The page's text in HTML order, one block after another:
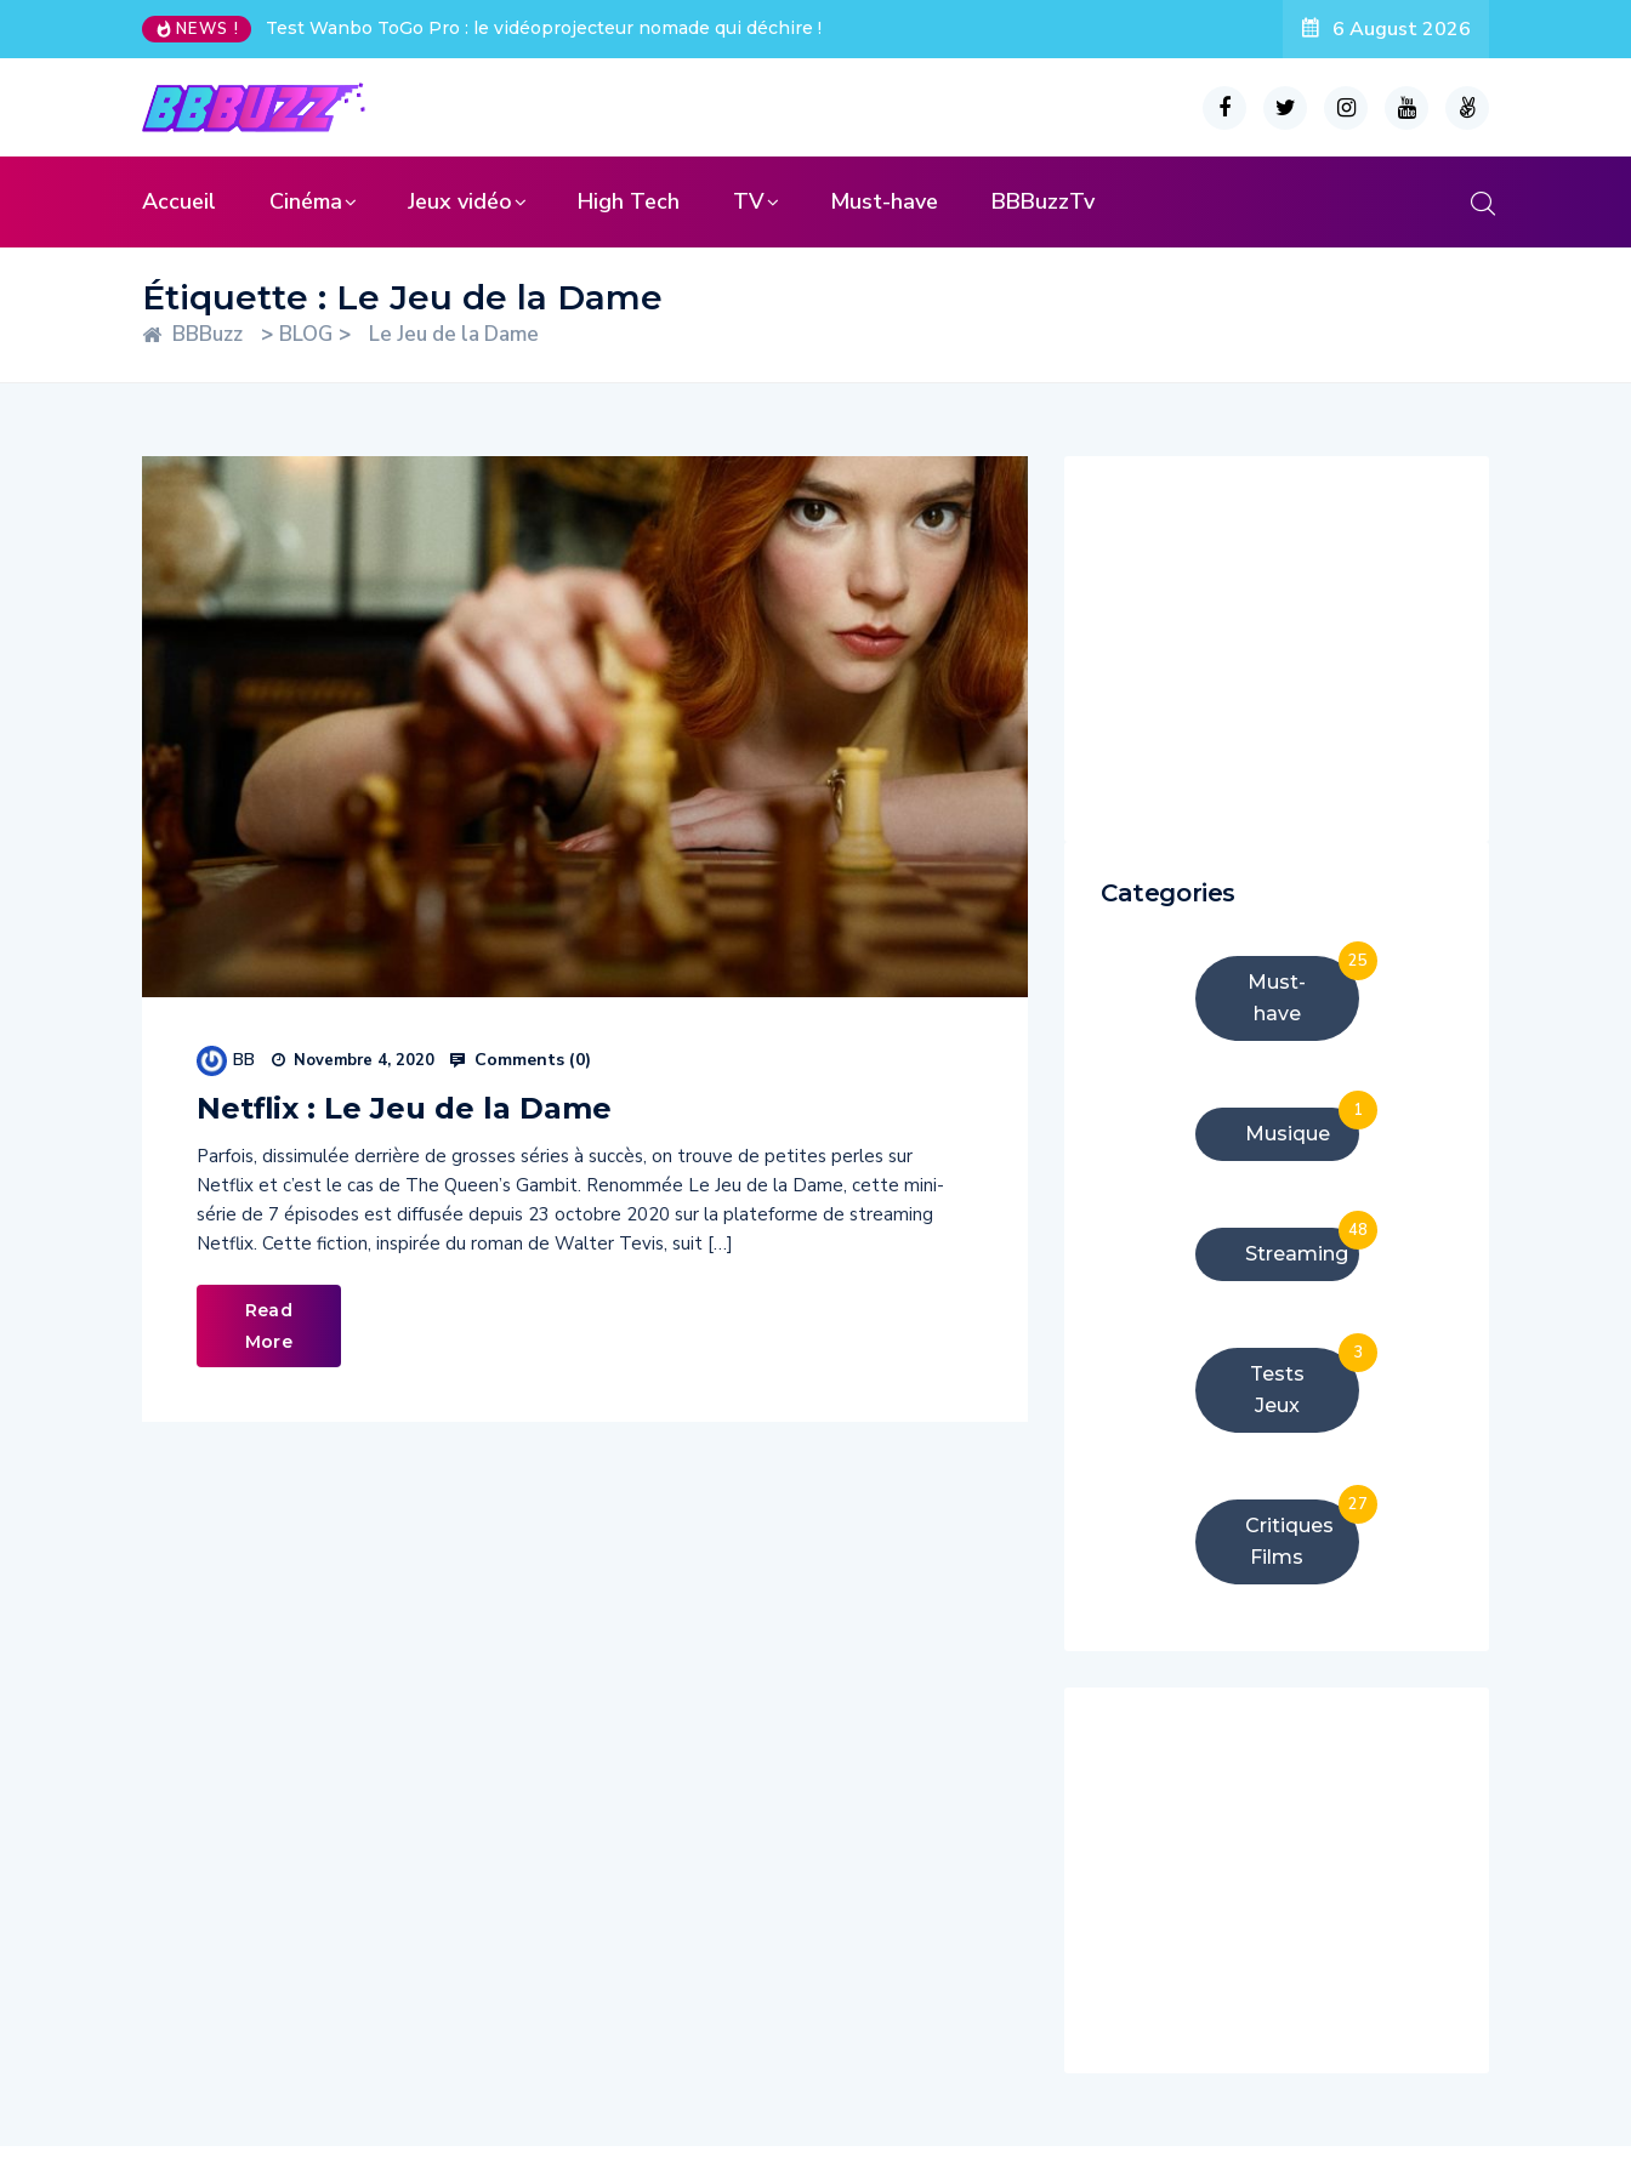
NEWS ! Test Wanbo ToGo Pro : le vidéoprojecteur nomade qui déchire ! 6 August 2026
Accueil Cinéma Jeux vidéo High Tech TV Must-have BBBuzzTv
Étiquette : Le Jeu de la Dame
BBBuzz > BLOG > Le Jeu de la Dame
BB Novembre 4, 2020 Comments (0)
Netflix : Le Jeu de la Dame
Parfois, dissimulée derrière de grosses séries à succès, on trouve de petites perles sur
Netflix et c’est le cas de The Queen’s Gambit. Renommée Le Jeu de la Dame, cette mini-
série de 7 épisodes est diffusée depuis 23 octobre 2020 sur la plateforme de streaming
Netflix. Cette fiction, inspirée du roman de Walter Tevis, suit […]
Read
More
Categories
Must-
have
25
Musique
1
Streaming
48
Tests
Jeux
3
Critiques
Films
27